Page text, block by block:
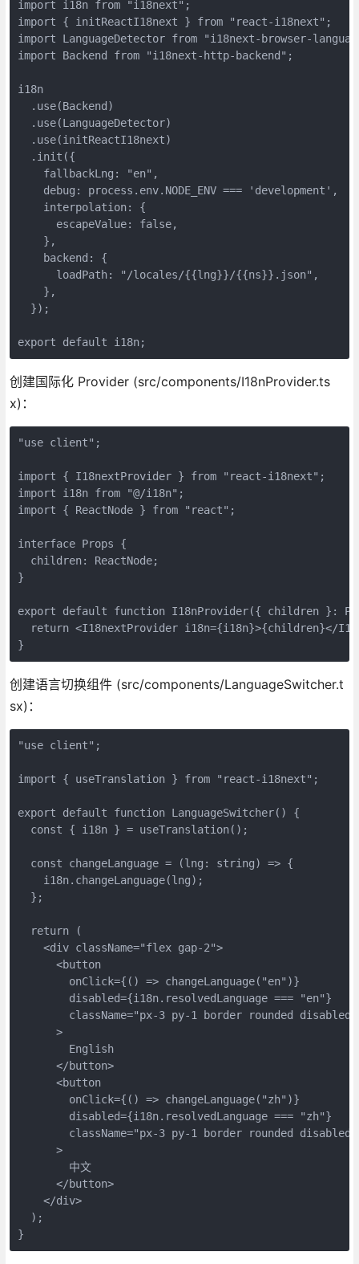
import i18n from "i18next";
import { initReactI18next } from "react-i18next";
import LanguageDetector from "i18next-browser-
import Backend from "i18next-http-backend";
i18n
  .use(Backend)
  .use(LanguageDetector)
  .use(initReactI18next)
  .init({
    fallbackLng: "en",
    debug: process.env.NODE_ENV === 'development',
    interpolation: {
      escapeValue: false,
    },
    backend: {
      loadPath: "/locales/{{lng}}/{{ns}}.json",
    },
  });
export default i18n;
创建国际化 Provider (src/components/I18nProvider.ts
x)：
"use client";
import { I18nextProvider } from "react-i18next";
import i18n from "@/i18n";
import { ReactNode } from "react";
interface Props {
  children: ReactNode;
}
export default function I18nProvider({ children }:
return <I18nextProvider i18n={i18n}>{children}</
}
创建语言切换组件 (src/components/LanguageSwitcher.t
sx)：
"use client";
import { useTranslation } from "react-i18next";
export default function LanguageSwitcher() {
  const { i18n } = useTranslation();
  const changeLanguage = (lng: string) => {
    i18n.changeLanguage(lng);
  };
  return (
    <div className="flex gap-2">
      <button
        onClick={() => changeLanguage("en")}
        disabled={i18n.resolvedLanguage === "en"}
className="px-3 py-1 border rounded
      >
        English
      </button>
      <button
        onClick={() => changeLanguage("zh")}
        disabled={i18n.resolvedLanguage === "zh"}
className="px-3 py-1 border rounded
      >
        中文
      </button>
    </div>
  );
}